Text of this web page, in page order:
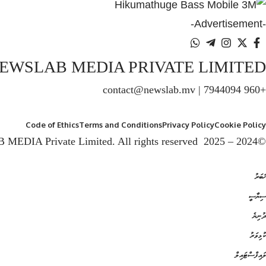
-Advertisement-
MEDIA PRIVATE LIMITED
+960 7944094 | contact@newslab.mv
Cookie Policy
Privacy Policy
Terms and Conditions
Code of Ethics
©2024 – 2025 NEWSLAB MEDIA Private Limited. All rights reserved
ޚަބަރު
ސިޔާސީ
ދުނިޔެ
ކުޅިވަރު
ލައިފްސްޓައިލް